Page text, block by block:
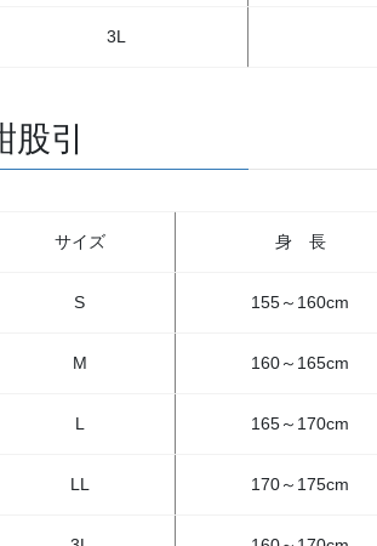
3L
股引
サイズ 身 長
S 155～160cm
M 160～165cm
L 165～170cm
LL 170～175cm